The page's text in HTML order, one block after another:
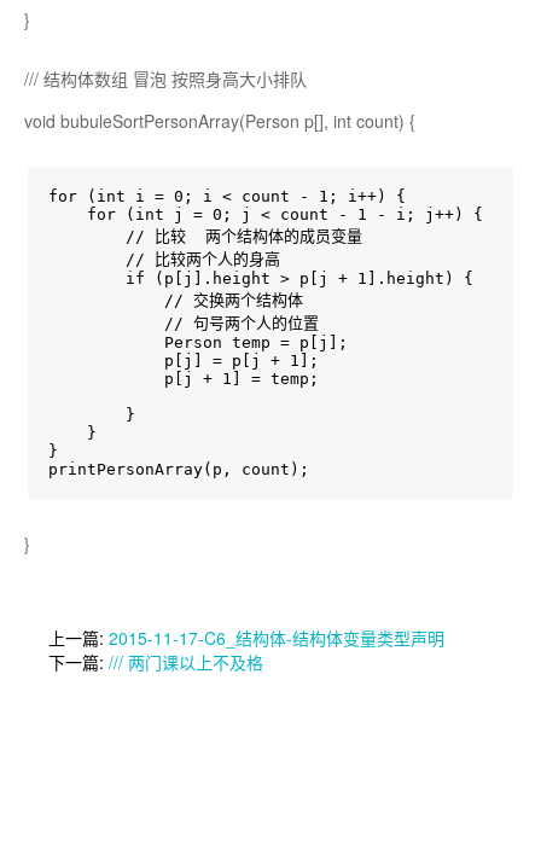
}
/// 结构体数组 冒泡 按照身高大小排队
void bubuleSortPersonArray(Person p[], int count) {
for (int i = 0; i < count - 1; i++) {
    for (int j = 0; j < count - 1 - i; j++) {
        // 比较  两个结构体的成员变量
        // 比较两个人的身高
        if (p[j].height > p[j + 1].height) {
            // 交换两个结构体
            // 句号两个人的位置
            Person temp = p[j];
            p[j] = p[j + 1];
            p[j + 1] = temp;
        }
    }
}
printPersonArray(p, count);
}
上一篇: 2015-11-17-C6_结构体-结构体变量类型声明
下一篇: /// 两门课以上不及格